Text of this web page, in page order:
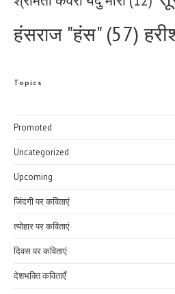
हंसराज "हंस" (57)
Topics
Promoted
Uncategorized
Upcoming
जिंदगी पर कविताएं
त्योहार पर कविताएं
दिवस पर कविताएं
देशभक्ति कविताएँ